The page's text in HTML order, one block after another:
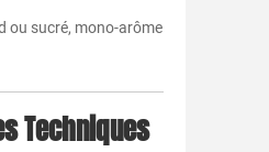
ou sucré, mono-arôme
Techniques